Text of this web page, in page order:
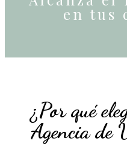
en tus
¿Por qué
Agencia de